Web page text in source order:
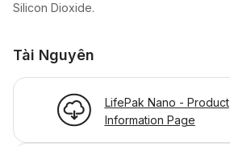
Silicon Dioxide.
Tài Nguyên
LifePak Nano - Product
Information Page